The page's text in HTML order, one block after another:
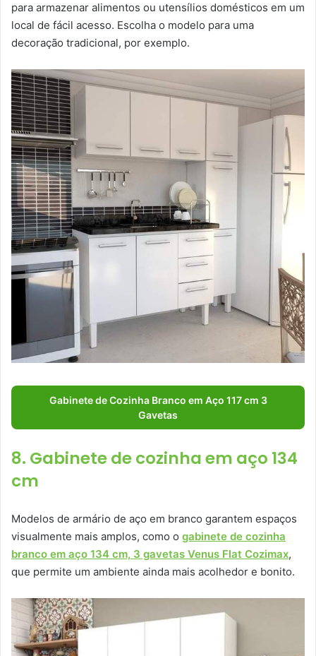
para armazenar alimentos ou utensílios domésticos em um
local de fácil acesso. Escolha o modelo para uma
decoração tradicional, por exemplo.
Gabinete de Cozinha Branco em Aço 117 cm 3
Gavetas
8. Gabinete de cozinha em aço 134
cm
Modelos de armário de aço em branco garantem espaços
visualmente mais amplos, como o gabinete de cozinha
branco em aço 134 cm, 3 gavetas Venus Flat Cozimax,
que permite um ambiente ainda mais acolhedor e bonito.